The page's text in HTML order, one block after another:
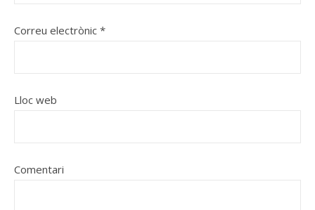
Correu electrònic *
Lloc web
Comentari